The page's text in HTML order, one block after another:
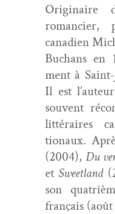
Orig­i­naire
romanci­er,
cana­di­en
Buchans
ment à
Il est
sou­vent
lit­téraires
tionaux.
(2004), Du
et Sweet­land
son
français